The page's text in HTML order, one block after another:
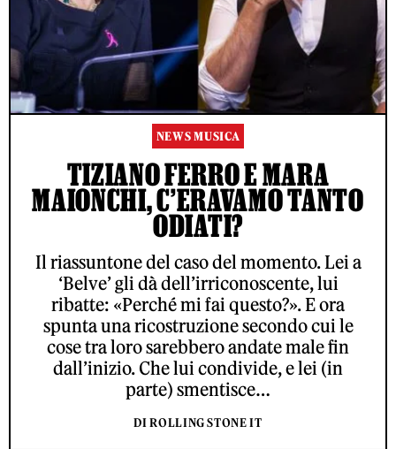
NEWS MUSICA
TIZIANO FERRO E MARA
MAIONCHI, C’ERAVAMO TANTO
ODIATI?
Il riassuntone del caso del momento. Lei a
‘Belve’ gli dà dell’irriconoscente, lui
ribatte: «Perché mi fai questo?». E ora
spunta una ricostruzione secondo cui le
cose tra loro sarebbero andate male fin
dall’inizio. Che lui condivide, e lei (in
parte) smentisce…
DI ROLLING STONE IT